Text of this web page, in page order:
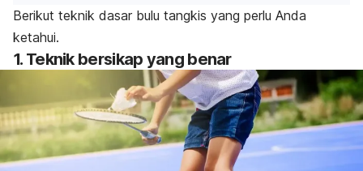
Berikut teknik dasar bulu tangkis yang perlu Anda
ketahui.
1. Teknik bersikap yang benar